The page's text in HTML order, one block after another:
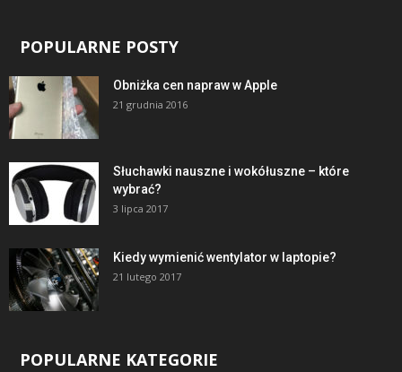
POPULARNE POSTY
Obniżka cen napraw w Apple
21 grudnia 2016
Słuchawki nauszne i wokółuszne – które
wybrać?
3 lipca 2017
Kiedy wymienić wentylator w laptopie?
21 lutego 2017
POPULARNE KATEGORIE